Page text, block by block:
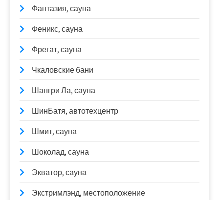
Фантазия, сауна
Феникс, сауна
Фрегат, сауна
Чкаловские бани
Шангри Ла, сауна
ШинБатя, автотехцентр
Шмит, сауна
Шоколад, сауна
Экватор, сауна
Экстримлэнд, местоположение